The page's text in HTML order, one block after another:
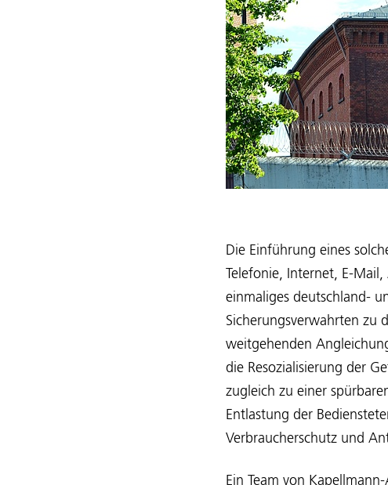
Die Einführung eines
Telefonie, Internet, E-
einmaliges deutschland-
Sicherungsverwahrten zu
weitgehenden
die Resozialisierung der
zugleich zu einer
Entlastung der
Verbraucherschutz und
Ein Team von